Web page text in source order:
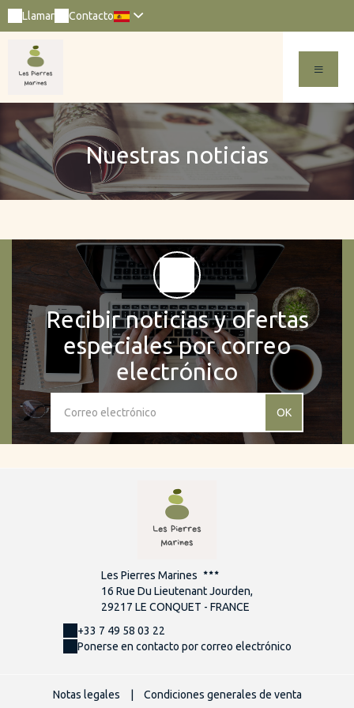
Llamar Contacto
Nuestras noticias
Recibir noticias y ofertas
especiales por correo
electrónico
OK
Les Pierres Marines
16 Rue Du Lieutenant Jourden,
29217 LE CONQUET - FRANCE
+33 7 49 58 03 22
Ponerse en contacto por correo electrónico
Notas legales Condiciones generales de venta